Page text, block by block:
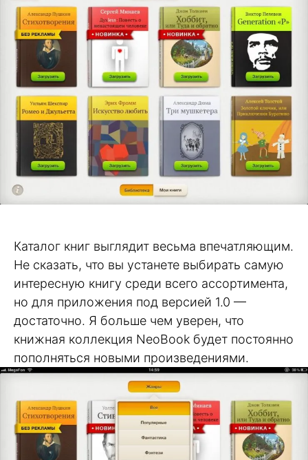
Каталог книг выглядит весьма впечатляющим.
Не сказать, что вы устанете выбирать самую
интересную книгу среди всего ассортимента,
но для приложения под версией 1.0 —
достаточно. Я больше чем уверен, что
книжная коллекция NeoBook будет постоянно
пополняться новыми произведениями.